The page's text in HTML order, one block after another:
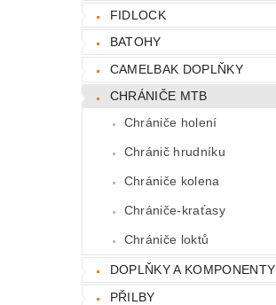
FIDLOCK
BATOHY
CAMELBAK DOPLŇKY
CHRÁNIČE MTB
Chrániče holení
Chránič hrudníku
Chrániče kolena
Chrániče-kraťasy
Chrániče loktů
DOPLŇKY A KOMPONENTY
PŘILBY